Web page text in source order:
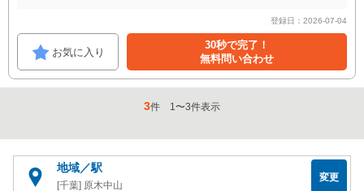
登録日：2026-07-04
お気に入り
30秒で完了！
無料問い合わせ
3件 1〜3件表示
地域／駅
[千葉] 原木中山
変更